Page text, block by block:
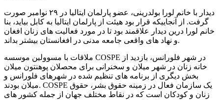
دیدار با خانم لورا بولدرینی، عضو پارلمان ایتالیا در ۲۹ نوامبر صورت
گرفت. از آنجاییکه قرار بود هیئت از پارلمان ایتالیا به کابل بیاید، بنا
خانم لورا درین دیدار علاقمند بود تا در مورد فعالیت های زنان افغان
و نهاد های واقعی جامعه مدنی در افغانستان بیشتر بداند.
ملاقات با مسوولین موسسه COSPE در شهر فلورانس، بازدید از
خانه زنان در شهر میلان و سخنرانی برای محصلان پوهنتون میلان
بخش دیگری از برنامه های تنظیم شده در شهرهای فلورانس و
میلان بودند. COSPE یک سازمان فعال در زمینه حقوق بشر، حقوق
زنان و کودکان است که در نقاط مختلف جهان از جمله کشور های